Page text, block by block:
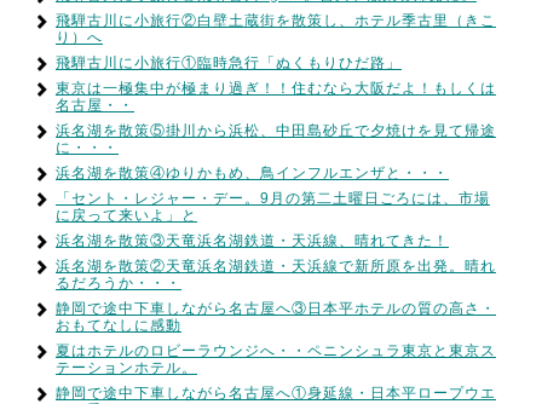
飛騨古川に小旅行②白壁土蔵街を散策し、ホテル季古里（きこ
り）へ
飛騨古川に小旅行①臨時急行「ぬくもりひだ路」
東京は一極集中が極まり過ぎ！！住むなら大阪だよ！もしくは
名古屋・・
浜名湖を散策⑤掛川から浜松、中田島砂丘で夕焼けを見て帰途
に・・・
浜名湖を散策④ゆりかもめ、鳥インフルエンザと・・・
「セント・レジャー・デー。9月の第二土曜日ごろには、市場
に戻って来いよ」と
浜名湖を散策③天竜浜名湖鉄道・天浜線、晴れてきた！
浜名湖を散策②天竜浜名湖鉄道・天浜線で新所原を出発。晴れ
るだろうか・・・
静岡で途中下車しながら名古屋へ③日本平ホテルの質の高さ・
おもてなしに感動
夏はホテルのロビーラウンジへ・・ペニンシュラ東京と東京ス
テーションホテル。
静岡で途中下車しながら名古屋へ①身延線・日本平ロープウエ